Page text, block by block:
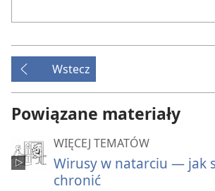
Wstecz
Powiązane materiały
WIĘCEJ TEMATÓW
Wirusy w natarciu — jak
chronić